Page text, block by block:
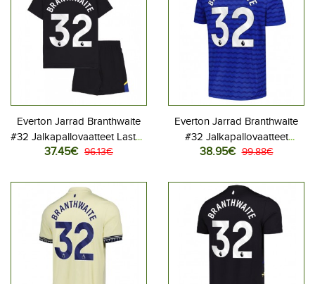
Everton Jarrad Branthwaite
#32 Jalkapallovaatteet Lasten
Kolmas peliasu 2025-26
housut)
37.45€ 96.13€
Everton Jarrad Branthwaite
#32 Jalkapallovaatteet
Kotipaita 2025-26
38.95€ 99.88€